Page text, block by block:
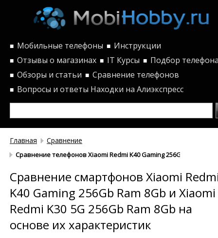
■ Мобильные телефоны ■ Инструкции
■ Отзывы о магазинах ■ IT Курсы ■ Подбор
■ Обзоры и статьи ■ Сравнение телефонов
■ Вопросы и ответы Находки на Алиэкспресс
Главная Сравнение
Сравнение телефонов Xiaomi Redmi K40 Gaming 256Gb Ram
Сравнение смартфонов Xiaomi
K40 Gaming 256Gb Ram 8Gb и Xiaomi
Redmi K30 5G 256Gb Ram 8Gb на
основе их характеристик